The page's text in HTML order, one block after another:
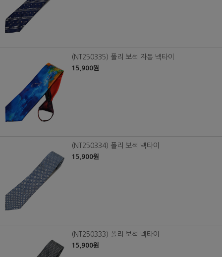
(NT250335) 폴리 보석 자동 넥타이
15,900원
(NT250334) 폴리 보석 넥타이
15,900원
(NT250333) 폴리 보석 넥타이
15,900원